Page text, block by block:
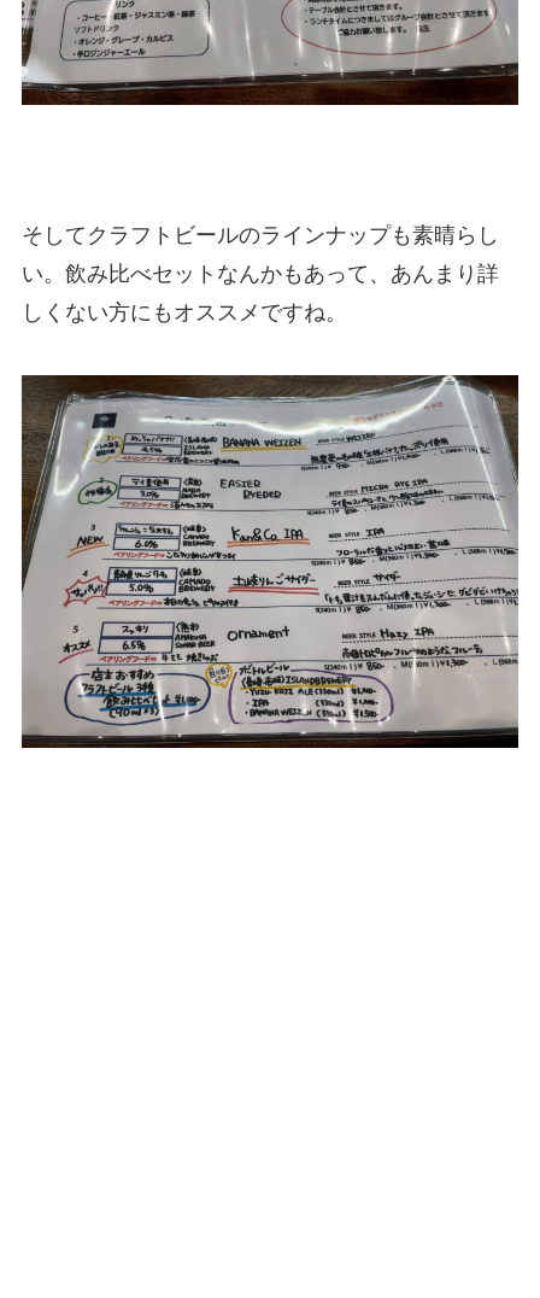
そしてクラフトビールのラインナップも素晴らし
い。飲み比べセットなんかもあって、あんまり詳
しくない方にもオススメですね。